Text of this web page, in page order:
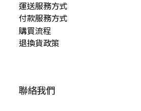
運送服務方式
付款服務方式
購買流程
退換貨政策
聯絡我們